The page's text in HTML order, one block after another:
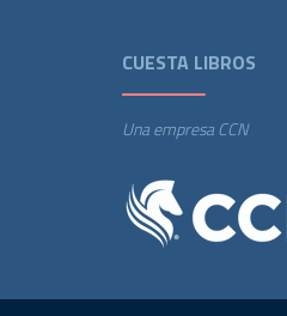
CUESTA LIBROS
Una empresa CCN